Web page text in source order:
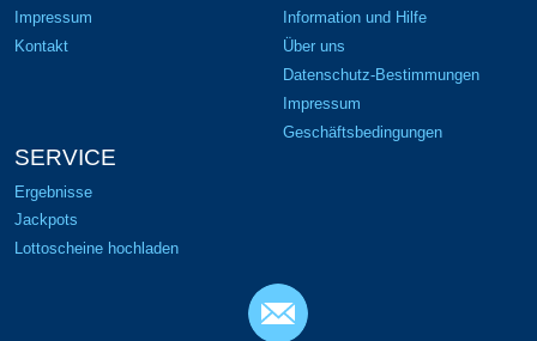
Impressum
Kontakt
Information und Hilfe
Über uns
Datenschutz-Bestimmungen
Impressum
Geschäftsbedingungen
SERVICE
Ergebnisse
Jackpots
Lottoscheine hochladen